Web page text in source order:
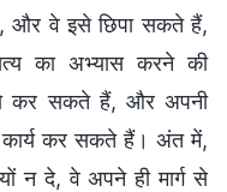
और वे इसे छिपा सकते हैं,
का अभ्यास करने की
कर सकते हैं, और अपनी
कर सकते हैं। अंत में,
न दे, वे अपने ही मार्ग से